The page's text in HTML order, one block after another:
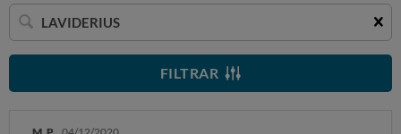
Buscar
una
empresa
FILTRAR